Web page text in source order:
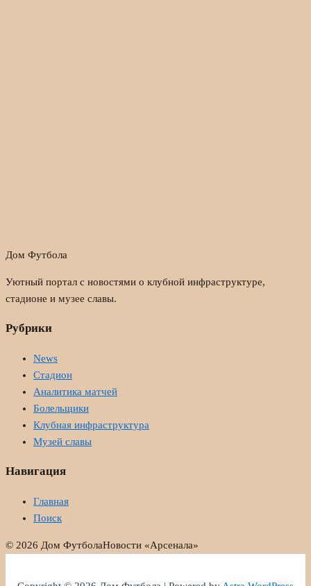
Дом Футбола
Уютный портал с новостями о клубной инфраструктуре,
стадионе и музее славы.
Рубрики
News
Стадион
Аналитика матчей
Болельщики
Клубная инфраструктура
Музей славы
Навигация
Главная
Поиск
© 2026 Дом ФутболаНовости «Арсенала»